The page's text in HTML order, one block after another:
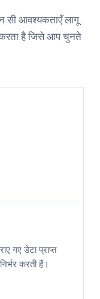
सी आवश्यकताएँ लागू
करता है जिसे आप चुनते
गए डेटा प्राप्त
करती हैं।